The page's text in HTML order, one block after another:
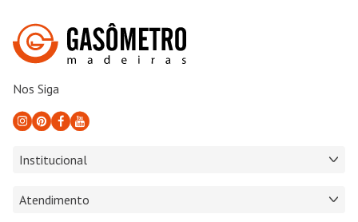
Nos Siga
Institucional
Atendimento